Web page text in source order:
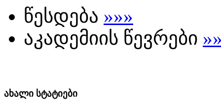
წესდება »»»
აკადემიის წევრები
ახალი სტატიები